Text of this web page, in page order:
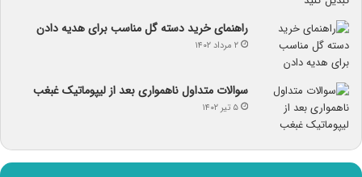
راهنمای خرید دسته گل مناسب برای هدیه دادن
۲ مرداد ۱۴۰۲
سوالات متداول ناهمواری بعد از لیپوماتیک غبغب
۵ تیر ۱۴۰۲